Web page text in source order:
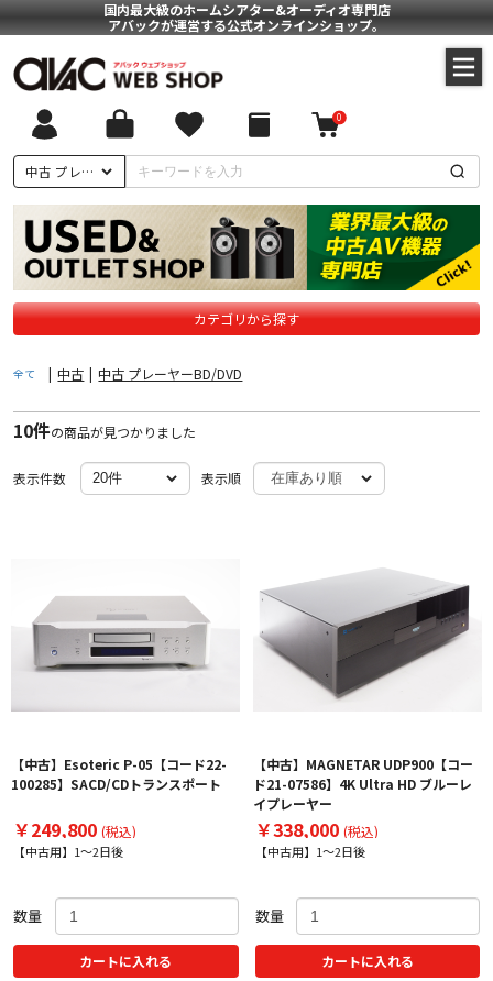
国内最大級のホームシアター&オーディオ専門店
アバックが運営する公式オンラインショップ。
中古 プレーヤーBD/DVD
0
カテゴリから探す
全て | 中古 | 中古 プレーヤーBD/DVD
10件の商品が見つかりました
表示件数 表示順
【中古】Esoteric P-05【コード22-
100285】SACD/CDトランスポート
￥249,800 (税込)
【中古用】1～2日後
数量
カートに入れる
【中古】MAGNETAR UDP900【コー
ド21-07586】4K Ultra HD ブルーレ
イプレーヤー
￥338,000 (税込)
【中古用】1～2日後
数量
カートに入れる
いて
基づく表記
リシー